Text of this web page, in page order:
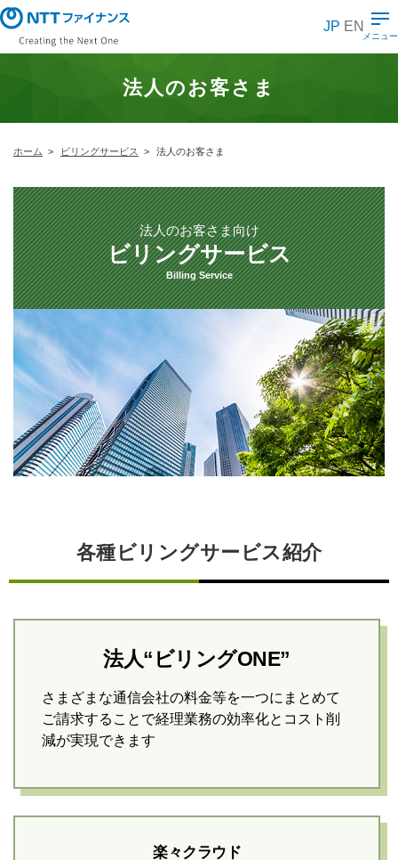
メ
イ
ス
JP EN
メニュー
法人のお客さま
ホーム ビリングサービス 法人のお客さま
法人のお客さま向け
ビリングサービス
Billing Service
各種ビリングサービス紹介
法人“ビリングONE”
さまざまな通信会社の料金等を一つにまとめて
ご請求することで経理業務の効率化とコスト削
減が実現できます
楽々クラウド